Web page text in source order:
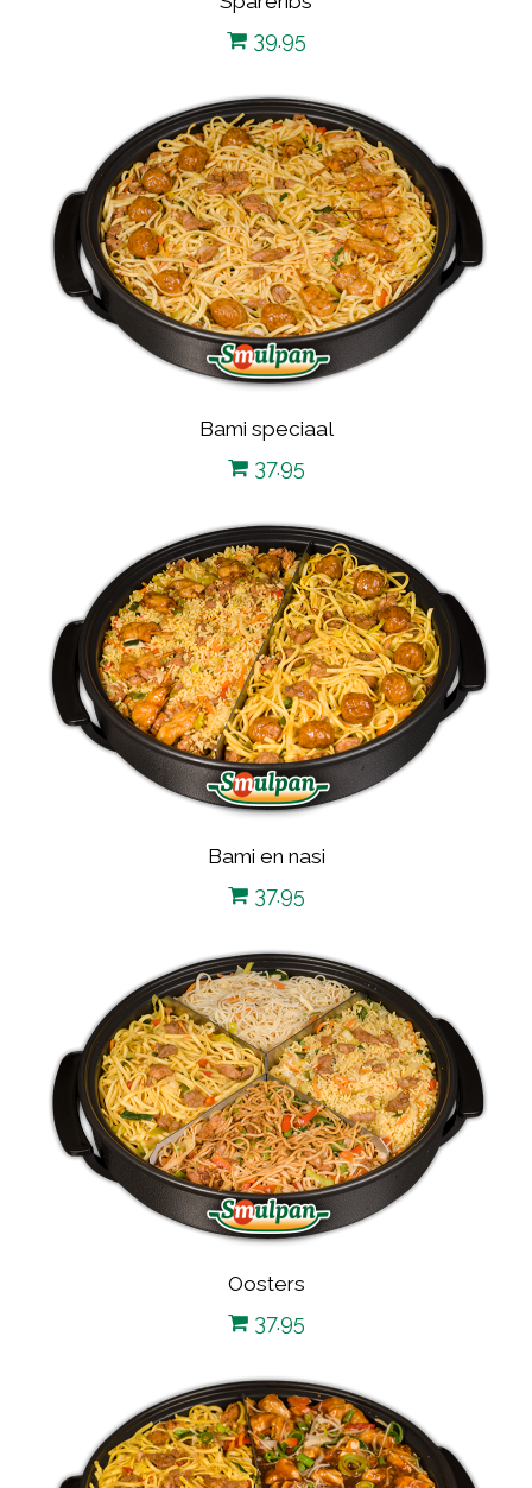
39.95
Bami speciaal
37.95
Bami en nasi
37.95
Oosters
37.95